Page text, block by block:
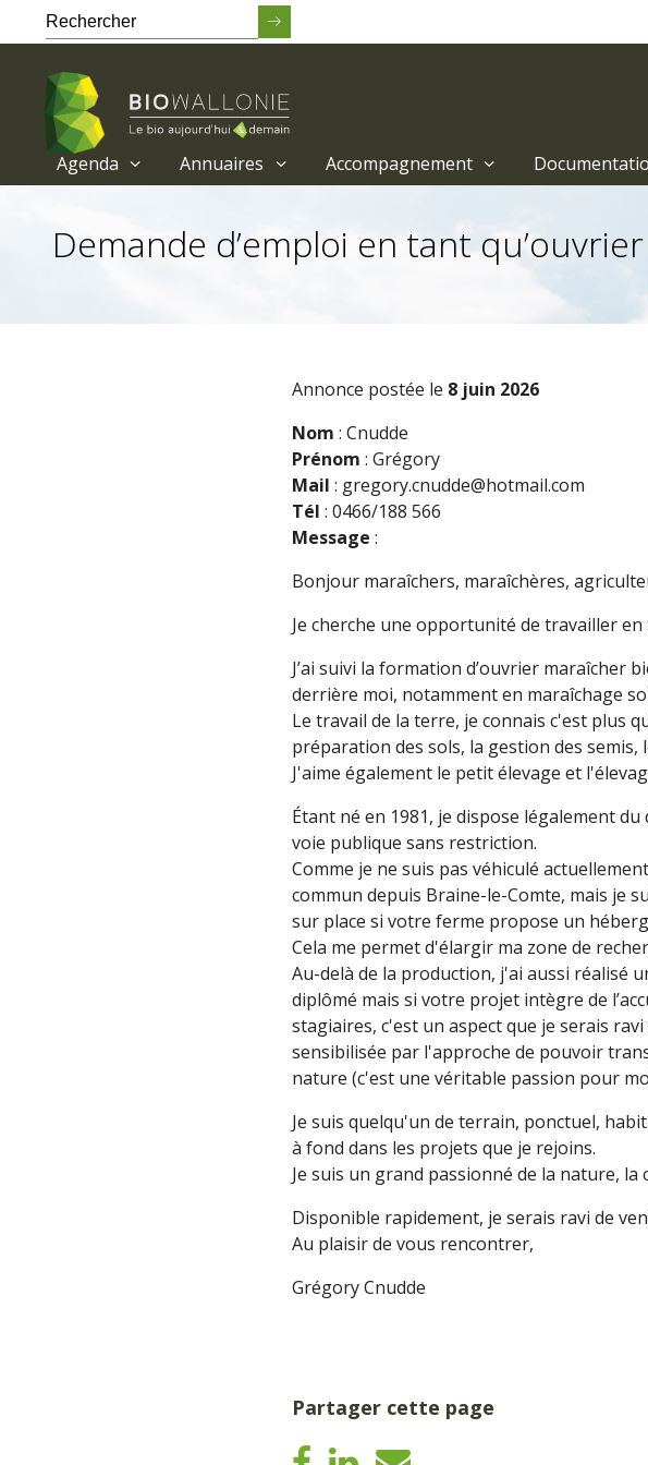
Agenda Annuaires Accompagnement
Demande d’emploi en tant
Annonce postée le 8 juin 2026
Nom : Cnudde
Prénom : Grégory
Mail : gregory.cnudde@hotmail.com
Tél : 0466/188 566
Message :
Bonjour maraîchers, maraîchères,
Je cherche une opportunité de travailler
J’ai suivi la formation d’ouvrier maraîcher
derrière moi, notamment en maraîchage
Le travail de la terre, je connais c'est plus
préparation des sols, la gestion des
J'aime également le petit élevage et
Étant né en 1981, je dispose légalement
voie publique sans restriction.
Comme je ne suis pas véhiculé
commun depuis Braine-le-Comte, mais je
sur place si votre ferme propose un
Cela me permet d'élargir ma zone de
Au-delà de la production, j'ai aussi réalisé
diplômé mais si votre projet intègre de
stagiaires, c'est un aspect que je serais
sensibilisée par l'approche de pouvoir
nature (c'est une véritable passion pour
Je suis quelqu'un de terrain, ponctuel,
à fond dans les projets que je rejoins.
Je suis un grand passionné de la nature, la
Disponible rapidement, je serais ravi de
Au plaisir de vous rencontrer,
Grégory Cnudde
Partager cette page